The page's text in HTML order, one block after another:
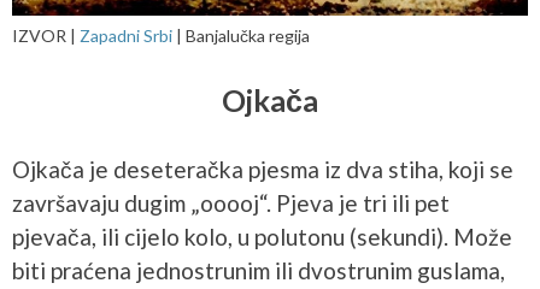
IZVOR | Zapadni Srbi | Banjalučka regija
Ojkača
Ojkača je deseteračka pjesma iz dva stiha, koji se
završavaju dugim „ooooj“. Pjeva je tri ili pet
pjevača, ili cijelo kolo, u polutonu (sekundi). Može
biti praćena jednostrunim ili dvostrunim guslama,